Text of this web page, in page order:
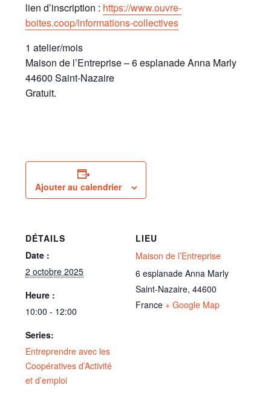
lien d’inscription : https://www.ouvre-
boites.coop/informations-collectives
1 atelier/mois
Maison de l’Entreprise – 6 esplanade Anna Marly
44600 Saint-Nazaire
Gratuit.
Ajouter au calendrier
DÉTAILS
Date :
2 octobre 2025
Heure :
10:00 - 12:00
Series:
Entreprendre avec les
Coopératives d’Activité
et d’emploi
LIEU
Maison de l’Entreprise
6 esplanade Anna Marly
Saint-Nazaire, 44600
France + Google Map